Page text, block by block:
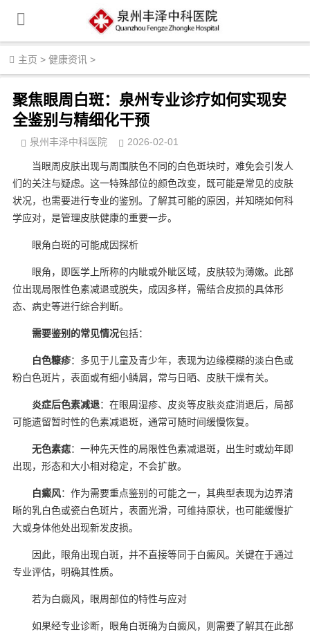
主页 > 健康资讯 >
聚焦眼周白斑：泉州专业诊疗如何实现安
全鉴别与精细化干预
泉州丰泽中科医院 2026-02-01
当眼周皮肤出现与周围肤色不同的白色斑块时，难免会引发人
们的关注与疑虑。这一特殊部位的颜色改变，既可能是常见的皮肤
状况，也需要进行专业的鉴别。了解其可能的原因，并知晓如何科
学应对，是管理皮肤健康的重要一步。
眼角白斑的可能成因探析
眼角，即医学上所称的内眦或外眦区域，皮肤较为薄嫩。此部
位出现局限性色素减退或脱失，成因多样，需结合皮损的具体形
态、病史等进行综合判断。
需要鉴别的常见情况包括：
白色糠疹：多见于儿童及青少年，表现为边缘模糊的淡白色或
粉白色斑片，表面或有细小鳞屑，常与日晒、皮肤干燥有关。
炎症后色素减退：在眼周湿疹、皮炎等皮肤炎症消退后，局部
可能遗留暂时性的色素减退斑，通常可随时间缓慢恢复。
无色素痣：一种先天性的局限性色素减退斑，出生时或幼年即
出现，形态和大小相对稳定，不会扩散。
白癜风：作为需要重点鉴别的可能之一，其典型表现为边界清
晰的乳白色或瓷白色斑片，表面光滑，可维持原状，也可能缓慢扩
大或身体他处出现新发皮损。
因此，眼角出现白斑，并不直接等同于白癜风。关键在于通过
专业评估，明确其性质。
若为白癜风，眼周部位的特性与应对
如果经专业诊断，眼角白斑确为白癜风，则需要了解其在此部